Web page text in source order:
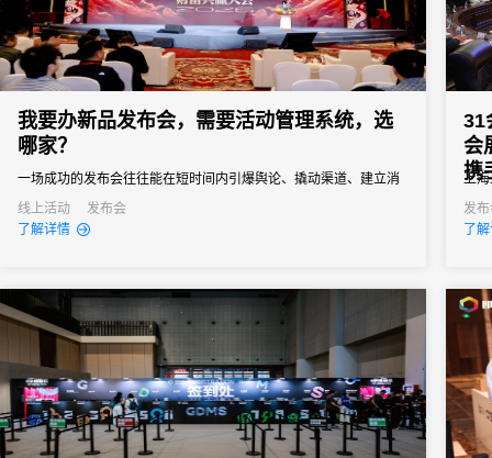
我要办新品发布会，需要活动管理系统，选
哪家？
一场成功的发布会往往能在短时间内引爆舆论、撬动渠道、建立消
费者认知。然而对于主办方来说，新品发布会也是一场“高难度战
役”，稍有不慎就可能影响传播效果。选择一款真正懂新品发布会场
能...
线上活动
发布会
了解详情
31
会
携
上
中
息
及校
发
了